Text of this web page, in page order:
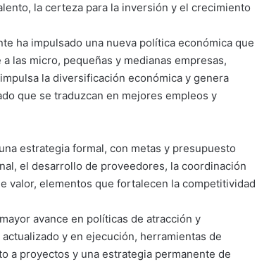
la certeza para la inversión y el crecimiento
ha impulsado una nueva política económica que
las micro, pequeñas y medianas empresas,
la diversificación económica y genera
que se traduzcan en mejores empleos y
estrategia formal, con metas y presupuesto
el desarrollo de proveedores, la coordinación
valor, elementos que fortalecen la competitividad
avance en políticas de atracción y
y en ejecución, herramientas de
a proyectos y una estrategia permanente de